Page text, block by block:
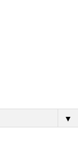
▼